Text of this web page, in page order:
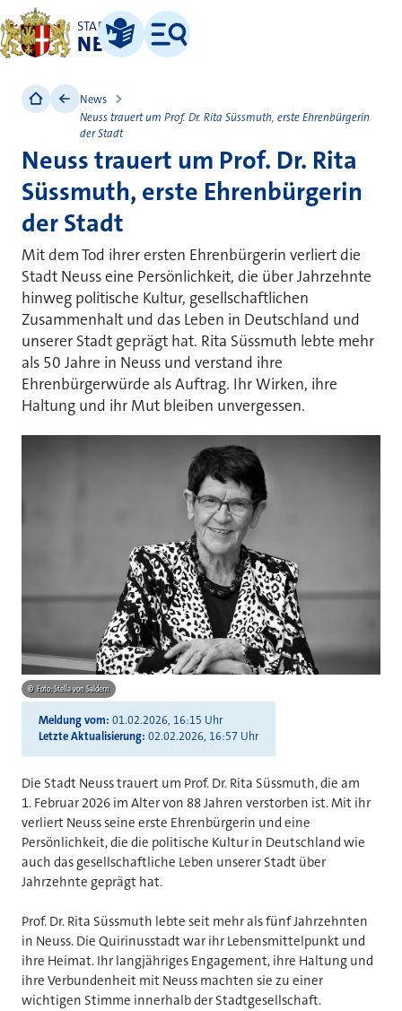
STADT
NEUSS
Leichte Sprache
Menü
© Foto: Stella von Saldern
News
Neuss trauert um Prof. Dr. Rita Süssmuth, erste Ehrenbürgerin
der Stadt
Neuss trauert um Prof. Dr. Rita
Süssmuth, erste Ehrenbürgerin
der Stadt
Mit dem Tod ihrer ersten Ehrenbürgerin verliert die
Stadt Neuss eine Persönlichkeit, die über Jahrzehnte
hinweg politische Kultur, gesellschaftlichen
Zusammenhalt und das Leben in Deutschland und
unserer Stadt geprägt hat. Rita Süssmuth lebte mehr
als 50 Jahre in Neuss und verstand ihre
Ehrenbürgerwürde als Auftrag. Ihr Wirken, ihre
Haltung und ihr Mut bleiben unvergessen.
Meldung vom 01.02.2026, 16:15 Uhr
Letzte Aktualisierung 02.02.2026, 16:57 Uhr
Die Stadt Neuss trauert um Prof. Dr. Rita Süssmuth, die am
1. Februar 2026 im Alter von 88 Jahren verstorben ist. Mit ihr
verliert Neuss seine erste Ehrenbürgerin und eine
Persönlichkeit, die die politische Kultur in Deutschland wie
auch das gesellschaftliche Leben unserer Stadt über
Jahrzehnte geprägt hat.
Prof. Dr. Rita Süssmuth lebte seit mehr als fünf Jahrzehnten
in Neuss. Die Quirinusstadt war ihr Lebensmittelpunkt und
ihre Heimat. Ihr langjähriges Engagement, ihre Haltung und
ihre Verbundenheit mit Neuss machten sie zu einer
wichtigen Stimme innerhalb der Stadtgesellschaft.